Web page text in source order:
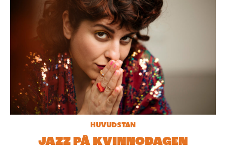
HUVUDSTAN
JAZZ PÅ KVINNODAGEN